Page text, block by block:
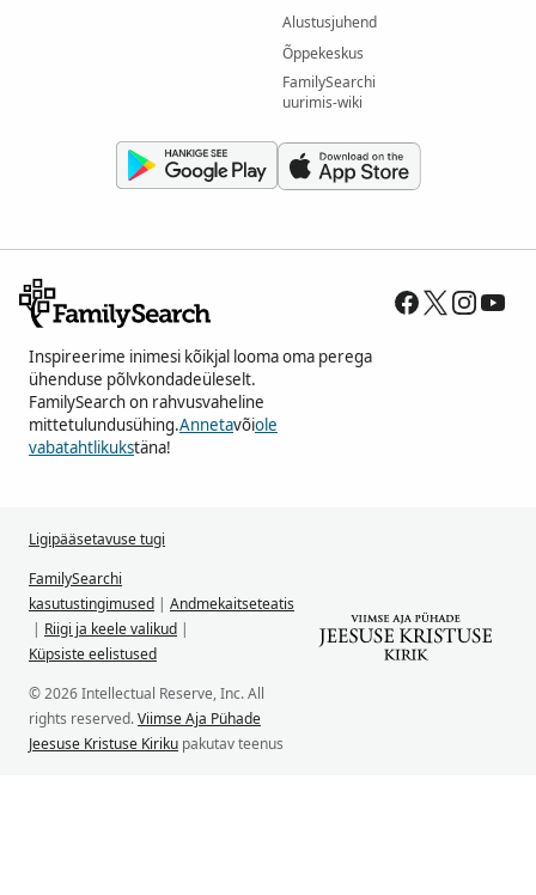
Alustusjuhend
Õppekeskus
FamilySearchi
uurimis-wiki
Inspireerime inimesi kõikjal looma oma perega
ühenduse põlvkondadeüleselt.
FamilySearch on rahvusvaheline
mittetulundusühing.Annetavõiole
vabatahtlikukstäna!
Ligipääsetavuse tugi
FamilySearchi
kasutustingimused | Andmekaitseteatis
| Riigi ja keele valikud |
Küpsiste eelistused
© 2026 Intellectual Reserve, Inc. All
rights reserved.Viimse Aja Pühade
Jeesuse Kristuse Kiriku pakutav teenus